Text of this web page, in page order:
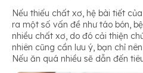
Nếu thiếu chất xơ, hệ bài tiết
ra một số vấn đề như táo bón,
nhiều chất xơ, do đó cải thiện
nhiên cũng cần lưu ý, bạn chỉ
Nếu ăn quá nhiều sẽ dẫn đến